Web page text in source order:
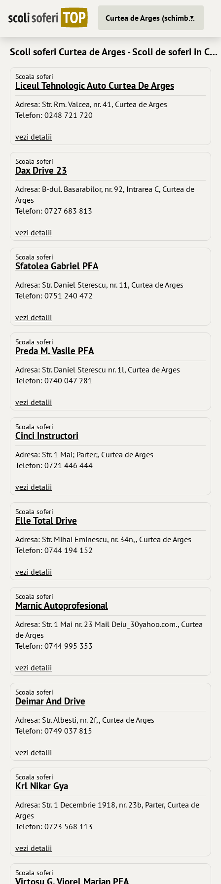
Curtea de Arges (schimba oras)
Scoli soferi Curtea de Arges - Scoli de soferi in Curtea de Arges
Scoala soferi
Liceul Tehnologic Auto Curtea De Arges
Adresa: Str. Rm. Valcea, nr. 41, Curtea de Arges
Telefon: 0248 721 720
vezi detalii
Scoala soferi
Dax Drive 23
Adresa: B-dul. Basarabilor, nr. 92, Intrarea C, Curtea de
Arges
Telefon: 0727 683 813
vezi detalii
Scoala soferi
Sfatolea Gabriel PFA
Adresa: Str. Daniel Sterescu, nr. 11, Curtea de Arges
Telefon: 0751 240 472
vezi detalii
Scoala soferi
Preda M. Vasile PFA
Adresa: Str. Daniel Sterescu nr. 1l, Curtea de Arges
Telefon: 0740 047 281
vezi detalii
Scoala soferi
Cinci Instructori
Adresa: Str. 1 Mai; Parter;, Curtea de Arges
Telefon: 0721 446 444
vezi detalii
Scoala soferi
Elle Total Drive
Adresa: Str. Mihai Eminescu, nr. 34n,, Curtea de Arges
Telefon: 0744 194 152
vezi detalii
Scoala soferi
Marnic Autoprofesional
Adresa: Str. 1 Mai nr. 23 Mail Deiu_30yahoo.com., Curtea
de Arges
Telefon: 0744 995 353
vezi detalii
Scoala soferi
Deimar And Drive
Adresa: Str. Albesti, nr. 2f,, Curtea de Arges
Telefon: 0749 037 815
vezi detalii
Scoala soferi
Krl Nikar Gya
Adresa: Str. 1 Decembrie 1918, nr. 23b, Parter, Curtea de
Arges
Telefon: 0723 568 113
vezi detalii
Scoala soferi
Virtosu G. Viorel Marian PFA